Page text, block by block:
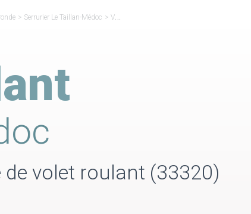
> Serrurier Le Taillan-Médoc >Volet Roulant Le Taillan-Médoc
volet roulant (33320)